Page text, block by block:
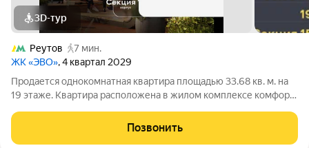
3D-тур
Реутов
7 мин.
ЖК «ЭВО», 4 квартал 2029
Продается однокомнатная квартира площадью 33.68 кв. м. на
19 этаже. Квартира расположена в жилом комплексе комфорт-
Комсомольская. Жилой квартал «ЭВО» от девелопера Dogma
место, где комфорт
Позвонить